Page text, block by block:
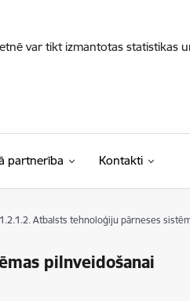
var tikt izmantotas statistikas
partnerība Kontakti
1.2.1.2. Atbalsts tehnoloģiju pārneses
pilnveidošanai